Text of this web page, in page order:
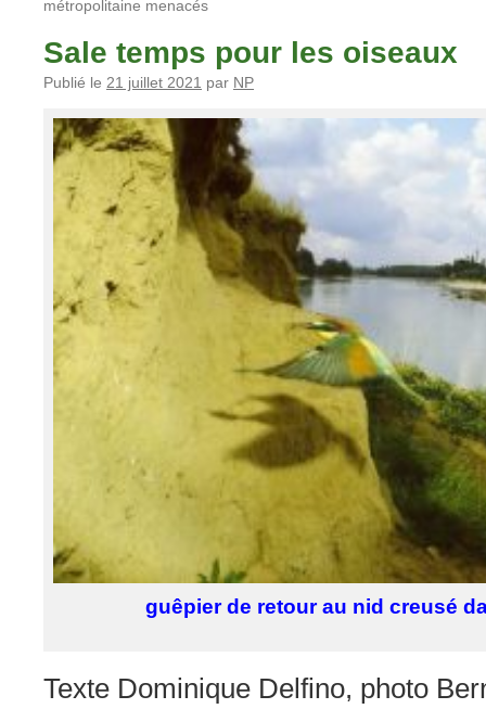
métropolitaine menacés
Sale temps pour les oiseaux
Publié le 21 juillet 2021 par NP
guêpier de retour au nid creusé
Texte Dominique Delfino, photo